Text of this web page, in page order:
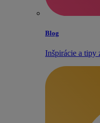
Blog
Inšpirácie a tipy